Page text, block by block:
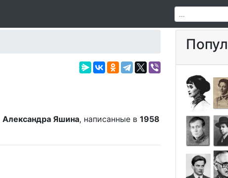
Александра Яшина, написанные в 1958